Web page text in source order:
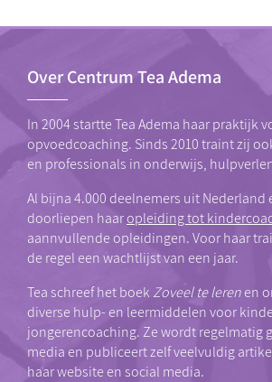
Over Centrum Tea Adema
In 2004 startte Tea Adema haar praktijk
opvoedcoaching. Sinds 2010 traint zij
en professionals in onderwijs,
Al bijna 4.000 deelnemers uit Nederland
doorliepen haaropleiding tot
aannvullende opleidingen. Voor haar
de regel een wachtlijst van een jaar.
Tea schreef het boek Zoveel te lerenen
diverse hulp- en leermiddelen voor
jongerencoaching. Ze wordt regelmatig
media en publiceert zelf veelvuldig
haar website en social media.